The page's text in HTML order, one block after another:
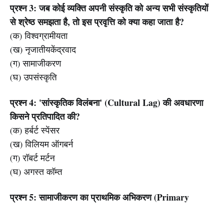
प्रश्न 3: जब कोई व्यक्ति अपनी संस्कृति को अन्य सभी संस्कृतियों
से श्रेष्ठ समझता है, तो इस प्रवृत्ति को क्या कहा जाता है?
(क) विश्वग्रामीयता
(ख) नृजातीयकेंद्रवाद
(ग) सामाजीकरण
(घ) उपसंस्कृति
प्रश्न 4: 'सांस्कृतिक विलंबना' (Cultural Lag) की अवधारणा
किसने प्रतिपादित की?
(क) हर्बर्ट स्पेंसर
(ख) विलियम ऑगबर्न
(ग) रॉबर्ट मर्टन
(घ) अगस्त कॉम्त
प्रश्न 5: सामाजीकरण का प्राथमिक अभिकरण (Primary